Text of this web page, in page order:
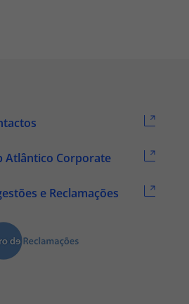
Atlântico Corporate
e Reclamações